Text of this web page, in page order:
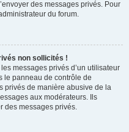
des messages privés. Pour
du forum.
non sollicités !
messages privés d’un utilisateur
le panneau de contrôle de
privés de manière abusive de la
aux modérateurs. Ils
des messages privés.